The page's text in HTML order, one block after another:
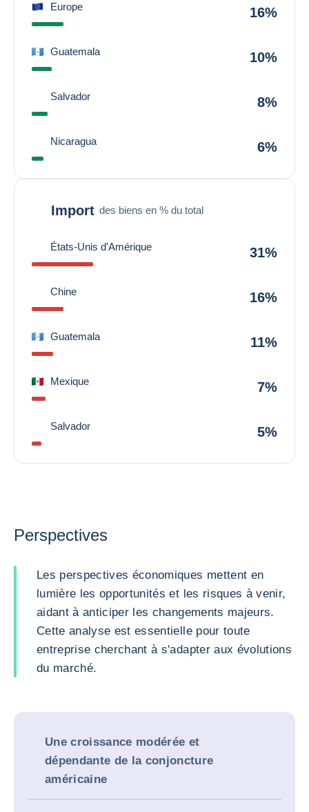
Europe 16%
Guatemala 10%
Salvador 8%
Nicaragua 6%
Import des biens en % du total
États-Unis d'Amérique 31%
Chine 16%
Guatemala 11%
Mexique 7%
Salvador 5%
Perspectives
Les perspectives économiques mettent en
lumière les opportunités et les risques à venir,
aidant à anticiper les changements majeurs.
Cette analyse est essentielle pour toute
entreprise cherchant à s'adapter aux évolutions
du marché.
Une croissance modérée et
dépendante de la conjoncture
américaine